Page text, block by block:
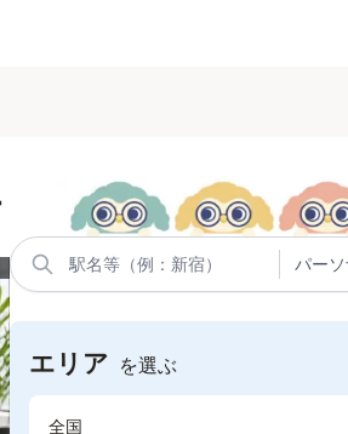
エリア を選ぶ
全国